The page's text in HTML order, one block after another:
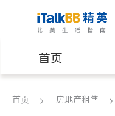
首页
医生
首页 房地产租售